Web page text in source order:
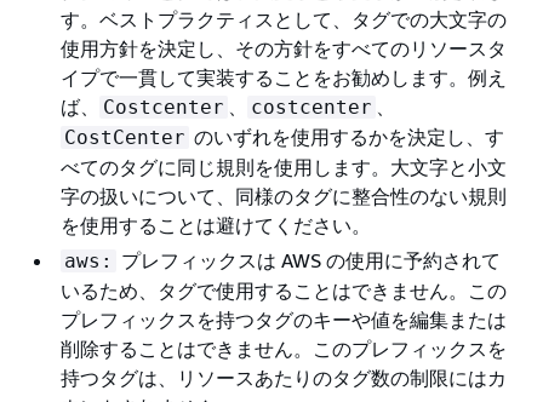
す。ベストプラクティスとして、タグでの大文字の
使用方針を決定し、その方針をすべてのリソースタ
イプで一貫して実装することをお勧めします。例え
ば、
Costcenter costcenter
CostCenter のいずれを使用するかを決定し、す
べてのタグに同じ規則を使用します。大文字と小文
字の扱いについて、同様のタグに整合性のない規則
を使用することは避けてください。
aws:
プレフィックスは AWS の使用に予約されて
いるため、タグで使用することはできません。この
プレフィックスを持つタグのキーや値を編集または
削除することはできません。このプレフィックスを
持つタグは、リソースあたりのタグ数の制限にはカ